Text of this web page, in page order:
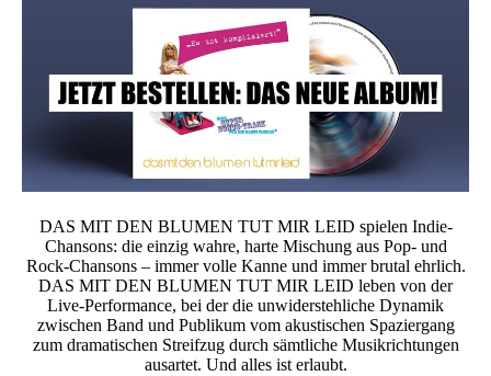
DAS MIT DEN BLUMEN TUT MIR LEID spielen Indie-
Chansons: die einzig wahre, harte Mischung aus Pop- und
Rock-Chansons – immer volle Kanne und immer brutal ehrlich.
DAS MIT DEN BLUMEN TUT MIR LEID leben von der
Live-Performance, bei der die unwiderstehliche Dynamik
zwischen Band und Publikum vom akustischen Spaziergang
zum dramatischen Streifzug durch sämtliche Musikrichtungen
ausartet. Und alles ist erlaubt.